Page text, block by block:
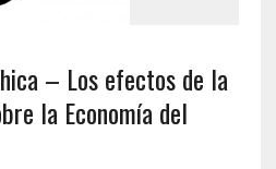
– Los efectos de la
la Economía del